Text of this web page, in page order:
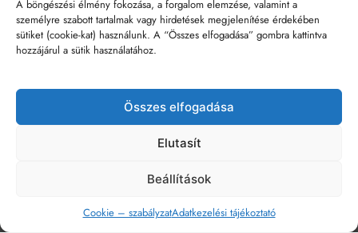
A böngészési élmény fokozása, a forgalom elemzése, valamint a
személyre szabott tartalmak vagy hirdetések megjelenítése érdekében
sütiket (cookie-kat) használunk. A “Összes elfogadása” gombra kattintva
hozzájárul a sütik használatához.
Összes elfogadása
Elutasít
Beállítások
Cookie – szabályzatAdatkezelési tájékoztató